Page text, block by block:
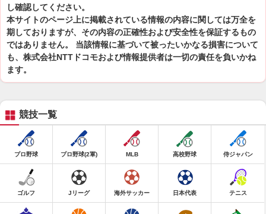
し確認してください。
本サイトのページ上に掲載されている情報の内容に関しては万全を
期しておりますが、その内容の正確性および安全性を保証するもの
ではありません。 当該情報に基づいて被ったいかなる損害について
も、株式会社NTTドコモおよび情報提供者は一切の責任を負いかね
ます。
競技一覧
プロ野球 プロ野球(2軍) MLB 高校野球 侍ジャパン
ゴルフ Jリーグ 海外サッカー 日本代表 テニス